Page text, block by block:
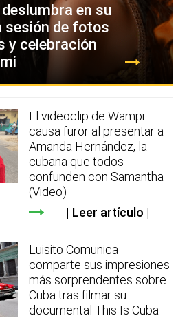
en su
sesión de fotos
y celebración
El videoclip de Wampi
causa furor al presentar a
Amanda Hernández, la
cubana que todos
confunden con Samantha
(Video)
Leer artículo
Luisito Comunica
comparte sus impresiones
más sorprendentes sobre
Cuba tras filmar su
documental This Is Cuba